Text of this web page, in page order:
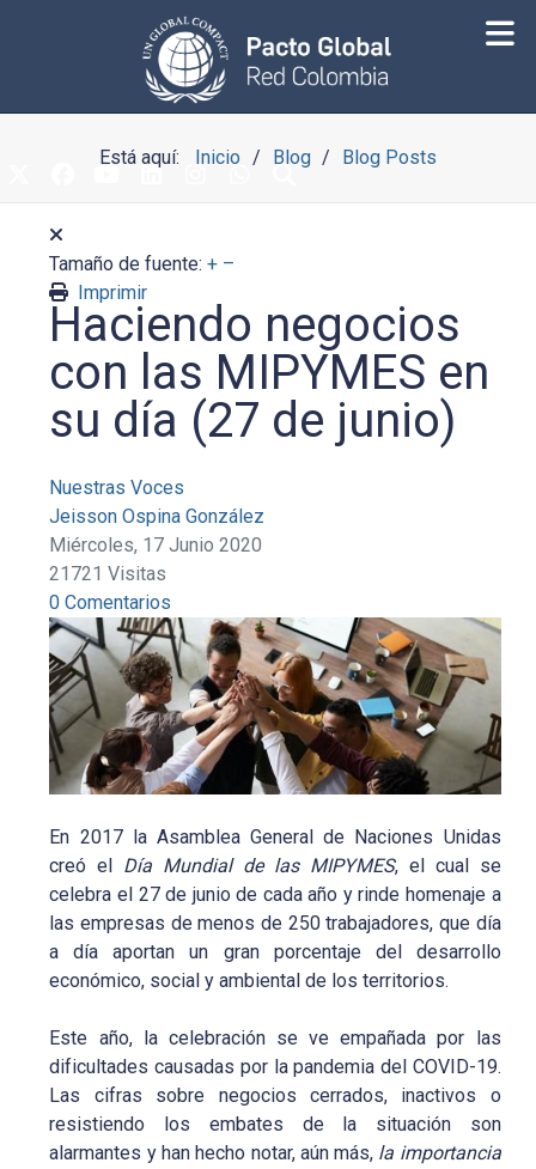
Está aquí: Inicio Blog Blog Posts
Tamaño de fuente: + –
Imprimir
Haciendo negocios
con las MIPYMES en
su día (27 de junio)
Nuestras Voces
Jeisson Ospina González
Miércoles, 17 Junio 2020
21721 Visitas
0 Comentarios
En 2017 la Asamblea General de Naciones Unidas
creó el Día Mundial de las MIPYMES, el cual se
celebra el 27 de junio de cada año y rinde homenaje a
las empresas de menos de 250 trabajadores, que día
a día aportan un gran porcentaje del desarrollo
económico, social y ambiental de los territorios.
Este año, la celebración se ve empañada por las
dificultades causadas por la pandemia del COVID-19.
Las cifras sobre negocios cerrados, inactivos o
resistiendo los embates de la situación son
alarmantes y han hecho notar, aún más, la importancia